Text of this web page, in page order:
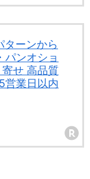
ターンから
パンオショ
せ 高品質
営業日以内